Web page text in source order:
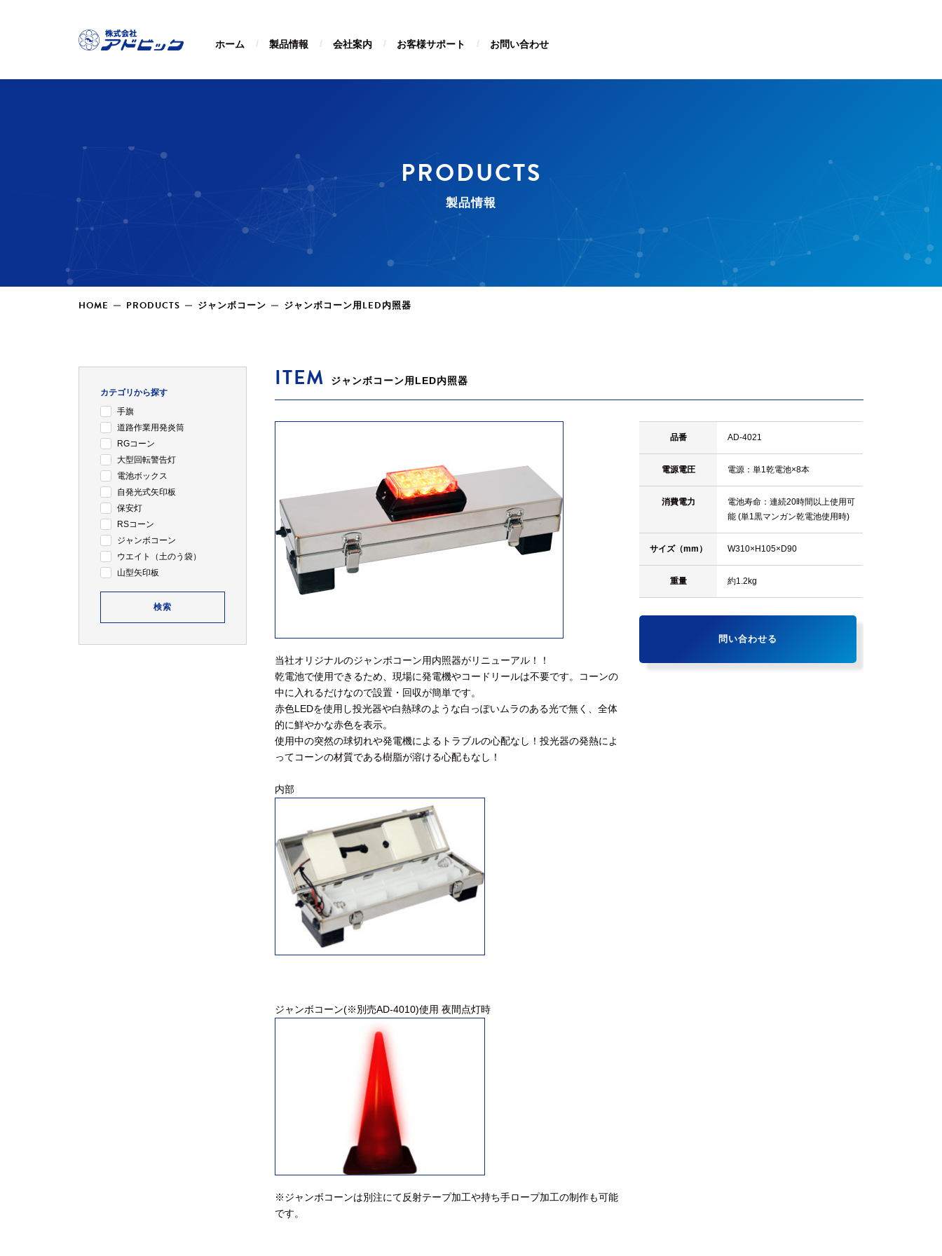
ホーム 製品情報 会社案内 お客様サポート お問い合わせ
PRODUCTS
製品情報
HOME PRODUCTS ジャンボコーン ジャンボコーン用LED内照器
ITEM ジャンボコーン用LED内照器
当社オリジナルのジャンボコーン用内照器がリニューアル！！
乾電池で使用できるため、現場に発電機やコードリールは不要です。コーンの
中に入れるだけなので設置・回収が簡単です。
赤色LEDを使用し投光器や白熱球のような白っぽいムラのある光で無く、全体
的に鮮やかな赤色を表示。
使用中の突然の球切れや発電機によるトラブルの心配なし！投光器の発熱によ
ってコーンの材質である樹脂が溶ける心配もなし！
内部
ジャンボコーン(※別売AD-4010)使用 夜間点灯時
※ジャンボコーンは別注にて反射テープ加工や持ち手ロープ加工の制作も可能
です。
品番 AD-4021
電源電圧 電源：単1乾電池×8本
消費電力
電池寿命：連続20時間以上使用可
能 (単1黒マンガン乾電池使用時)
サイズ（mm） W310×H105×D90
重量 約1.2kg
問い合わせる
カテゴリから探す
手旗
道路作業用発炎筒
RGコーン
大型回転警告灯
電池ボックス
自発光式矢印板
保安灯
RSコーン
ジャンボコーン
ウエイト（土のう袋）
山型矢印板
検索